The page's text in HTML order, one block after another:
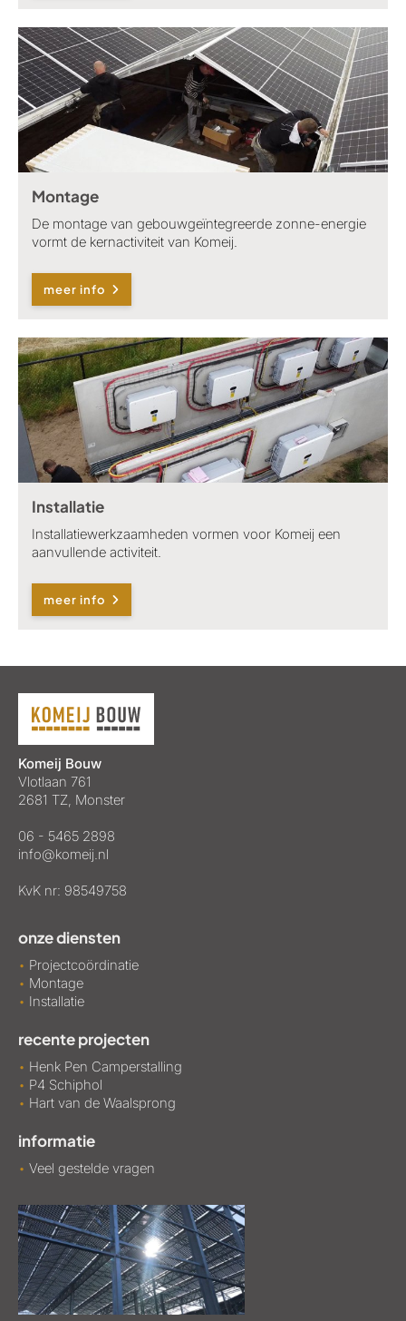
Montage
De montage van gebouwgeïntegreerde zonne-energie
vormt de kernactiviteit van Komeij.
meer info
Installatie
Installatiewerkzaamheden vormen voor Komeij een
aanvullende activiteit.
meer info
Komeij Bouw
Vlotlaan 761
2681 TZ, Monster
06 - 5465 2898
info@komeij.nl
KvK nr: 98549758
onze diensten
• Projectcoördinatie
• Montage
• Installatie
recente projecten
• Henk Pen Camperstalling
• P4 Schiphol
• Hart van de Waalsprong
informatie
• Veel gestelde vragen